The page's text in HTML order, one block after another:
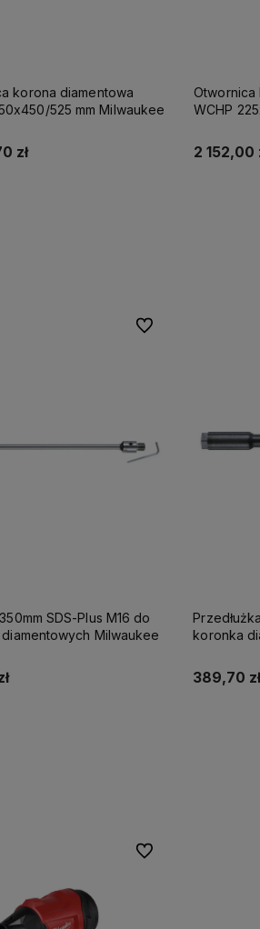
korona diamentowa
525 mm Milwaukee
zł
Otwornica
WCHP
2 152,00
SDS-Plus M16 do
Milwaukee
Do ulubionych
koronka
389,70
Do ulubionych